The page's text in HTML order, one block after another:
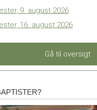
9. august 2026
16. august 2026
Gå til oversigt